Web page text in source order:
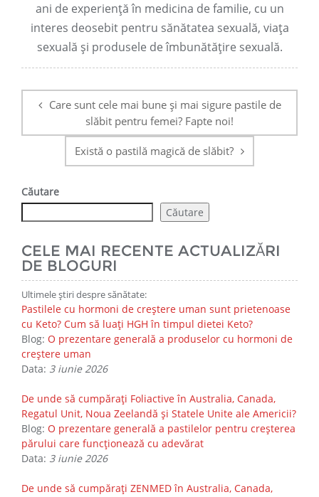
ani de experiență în medicina de familie, cu un
interes deosebit pentru sănătatea sexuală, viața
sexuală și produsele de îmbunătățire sexuală.
navigare
Care sunt cele mai bune și mai sigure pastile de
slăbit pentru femei? Fapte noi!
Există o pastilă magică de slăbit?
Căutare
Căutare
CELE MAI RECENTE ACTUALIZĂRI
DE BLOGURI
Ultimele știri despre sănătate:
Pastilele cu hormoni de creștere uman sunt prietenoase
cu Keto? Cum să luați HGH în timpul dietei Keto?
Blog: O prezentare generală a produselor cu hormoni de
creștere uman
Data: 3 iunie 2026
De unde să cumpărați Foliactive în Australia, Canada,
Regatul Unit, Noua Zeelandă și Statele Unite ale Americii?
Blog: O prezentare generală a pastilelor pentru creșterea
părului care funcționează cu adevărat
Data: 3 iunie 2026
De unde să cumpărați ZENMED în Australia, Canada,